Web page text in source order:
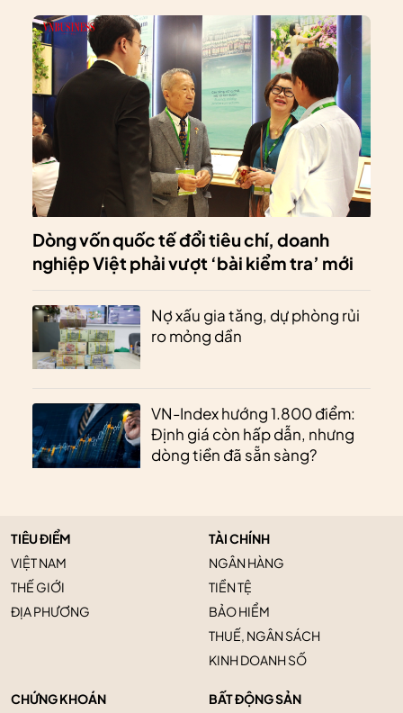
Dòng vốn quốc tế đổi tiêu chí, doanh
nghiệp Việt phải vượt ‘bài kiểm tra’ mới
Nợ xấu gia tăng, dự phòng rủi
ro mỏng dần
VN-Index hướng 1.800 điểm:
Định giá còn hấp dẫn, nhưng
dòng tiền đã sẵn sàng?
TIÊU ĐIỂM
VIỆT NAM
THẾ GIỚI
ĐỊA PHƯƠNG
TÀI CHÍNH
NGÂN HÀNG
TIỀN TỆ
BẢO HIỂM
THUẾ, NGÂN SÁCH
KINH DOANH SỐ
CHỨNG KHOÁN
BẤT ĐỘNG SẢN